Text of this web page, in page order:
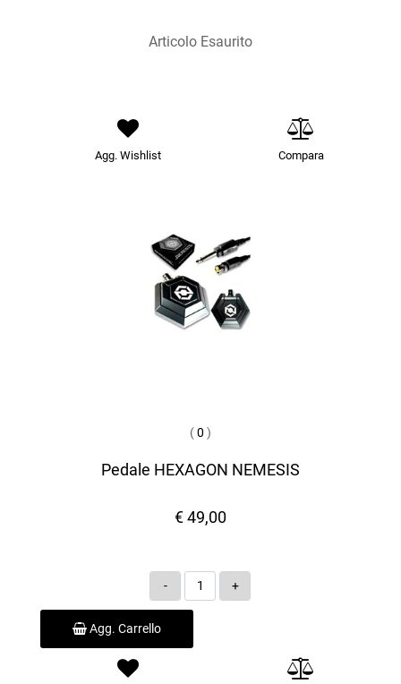
Articolo Esaurito
Agg. Wishlist Compara
(0 )
Pedale HEXAGON NEMESIS
€ 49,00
Quantità
Agg. Carrello